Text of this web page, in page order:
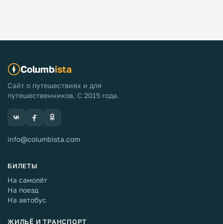
Columbista
Сайт о путешествиях и для
путешественников. С 2015 года.
info@columbista.com
БИЛЕТЫ
На самолёт
На поезд
На автобус
ЖИЛЬЁ И ТРАНСПОРТ